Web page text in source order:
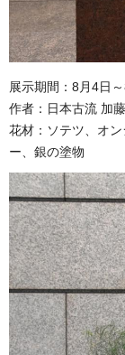
展示期間：8月4日
作者：日本古流 加
花材：ソテツ、オ
ー、銀の塗物